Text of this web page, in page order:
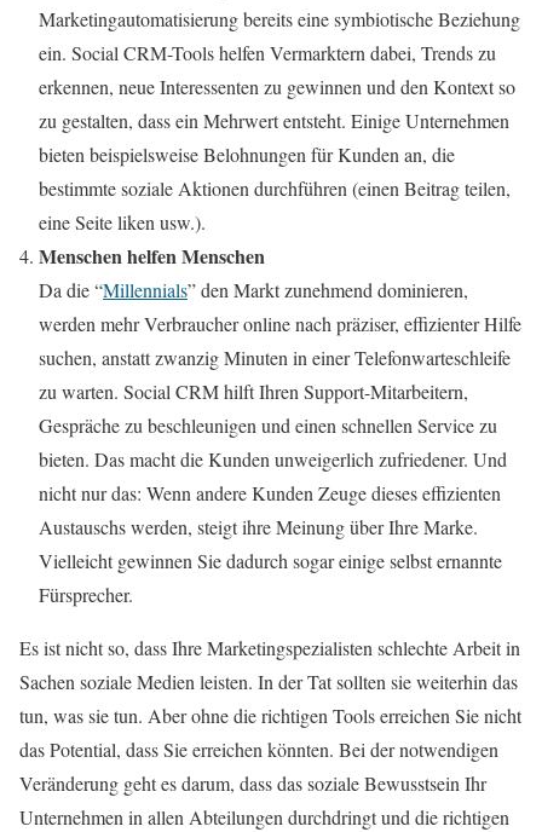
Marketingautomatisierung bereits eine symbiotische Beziehung
ein. Social CRM-Tools helfen Vermarktern dabei, Trends zu
erkennen, neue Interessenten zu gewinnen und den Kontext so
zu gestalten, dass ein Mehrwert entsteht. Einige Unternehmen
bieten beispielsweise Belohnungen für Kunden an, die
bestimmte soziale Aktionen durchführen (einen Beitrag teilen,
eine Seite liken usw.).
Menschen helfen Menschen
Da die “Millennials” den Markt zunehmend dominieren,
werden mehr Verbraucher online nach präziser, effizienter Hilfe
suchen, anstatt zwanzig Minuten in einer Telefonwarteschleife
zu warten. Social CRM hilft Ihren Support-Mitarbeitern,
Gespräche zu beschleunigen und einen schnellen Service zu
bieten. Das macht die Kunden unweigerlich zufriedener. Und
nicht nur das: Wenn andere Kunden Zeuge dieses effizienten
Austauschs werden, steigt ihre Meinung über Ihre Marke.
Vielleicht gewinnen Sie dadurch sogar einige selbst ernannte
Fürsprecher.
Es ist nicht so, dass Ihre Marketingspezialisten schlechte Arbeit in
Sachen soziale Medien leisten. In der Tat sollten sie weiterhin das
tun, was sie tun. Aber ohne die richtigen Tools erreichen Sie nicht
das Potential, dass Sie erreichen könnten. Bei der notwendigen
Veränderung geht es darum, dass das soziale Bewusstsein Ihr
Unternehmen in allen Abteilungen durchdringt und die richtigen